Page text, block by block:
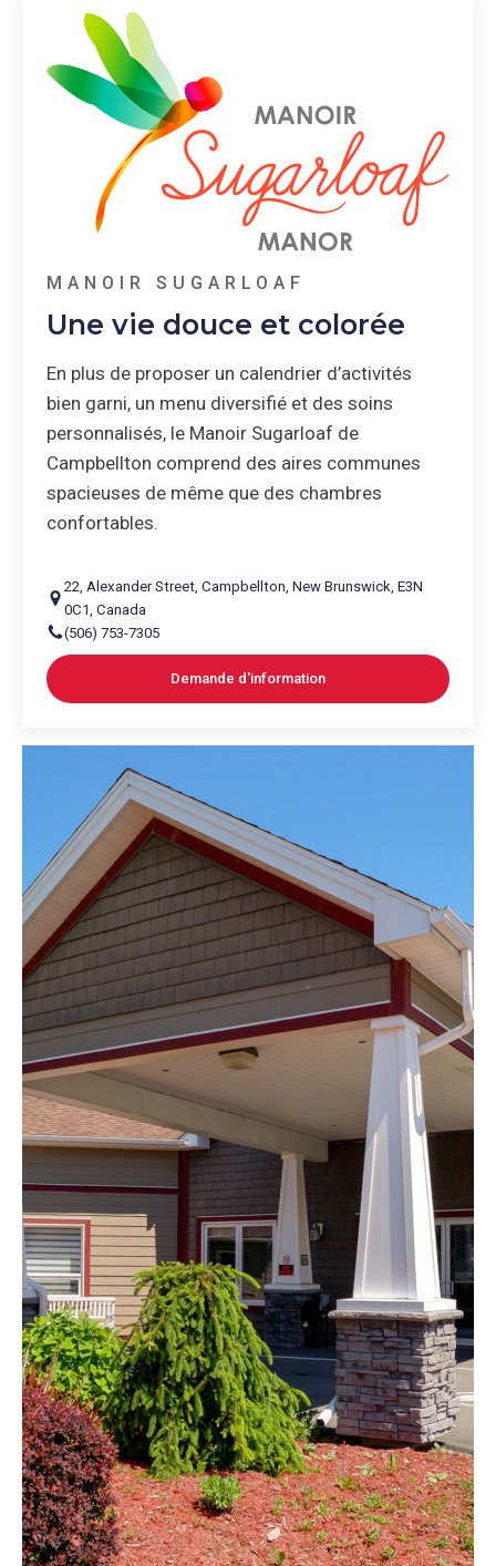
MANOIR SUGARLOAF
Une vie douce et colorée
En plus de proposer un calendrier d’activités
bien garni, un menu diversifié et des soins
personnalisés, le Manoir Sugarloaf de
Campbellton comprend des aires communes
spacieuses de même que des chambres
confortables.
22 Alexander Street ,Campbellton ,New Brunswick ,E3N
0C1 ,Canada
(506) 753-7305
Demande d'information